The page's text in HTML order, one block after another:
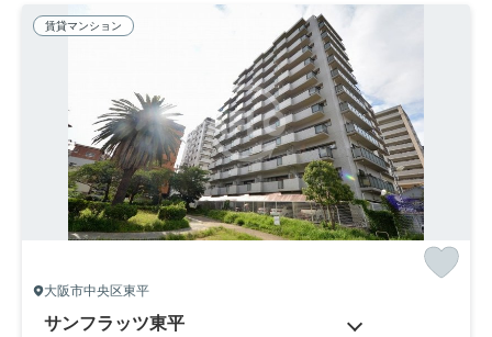
賃貸マンション
大阪市中央区東平
サンフラッツ東平